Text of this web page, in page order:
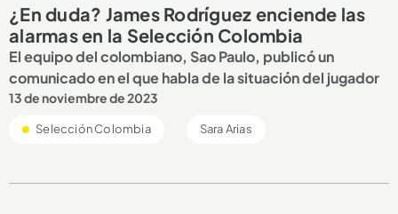
¿En duda? James Rodríguez enciende las
alarmas en la Selección Colombia
El equipo del colombiano, Sao Paulo, publicó un
comunicado en el que habla de la situación del jugador
13 de noviembre de 2023
Selección Colombia Sara Arias